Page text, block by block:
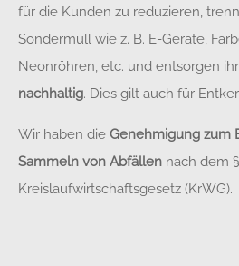
für die Kunden zu reduzieren,
Sondermüll wie z. B. E-Geräte,
Neonröhren, etc. und entsorgen
nachhaltig. Dies gilt auch für
Wir haben die Genehmigung zum
Sammeln von Abfällen nach dem
Kreislaufwirtschaftsgesetz (KrWG).